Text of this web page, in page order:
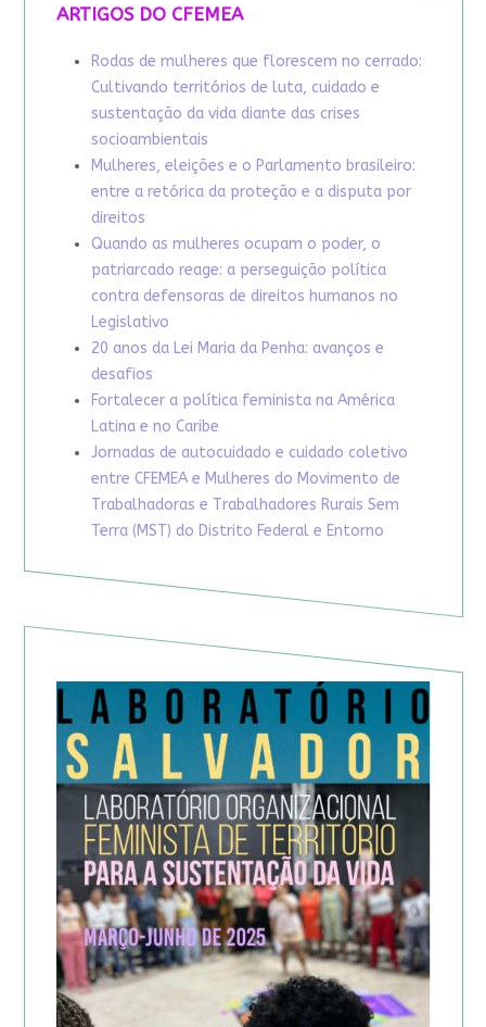
ARTIGOS DO CFEMEA
Rodas de mulheres que florescem no cerrado:
Cultivando territórios de luta, cuidado e
sustentação da vida diante das crises
socioambientais
Mulheres, eleições e o Parlamento brasileiro:
entre a retórica da proteção e a disputa por
direitos
Quando as mulheres ocupam o poder, o
patriarcado reage: a perseguição política
contra defensoras de direitos humanos no
Legislativo
20 anos da Lei Maria da Penha: avanços e
desafios
Fortalecer a política feminista na América
Latina e no Caribe
Jornadas de autocuidado e cuidado coletivo
entre CFEMEA e Mulheres do Movimento de
Trabalhadoras e Trabalhadores Rurais Sem
Terra (MST) do Distrito Federal e Entorno